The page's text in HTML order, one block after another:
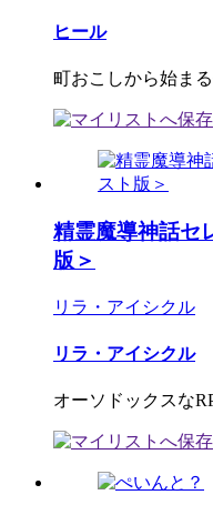
ヒール
町おこしから始ま
精霊魔導神話セ
版＞
リラ・アイシクル
リラ・アイシクル
オーソドックスな